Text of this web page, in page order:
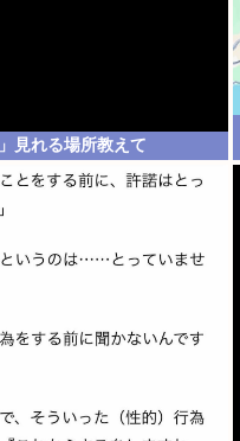
見れる場所教えて